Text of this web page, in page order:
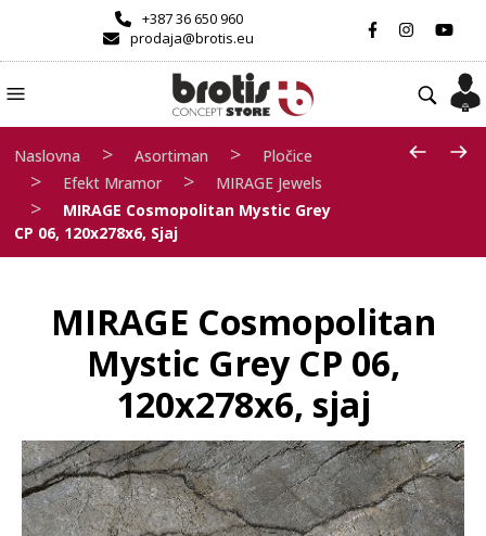
+387 36 650 960
prodaja@brotis.eu
Naslovna > Asortiman > Pločice
> Efekt Mramor > MIRAGE Jewels
>
MIRAGE Cosmopolitan Mystic Grey
CP 06, 120x278x6, Sjaj
MIRAGE Cosmopolitan
Mystic Grey CP 06,
120x278x6, sjaj